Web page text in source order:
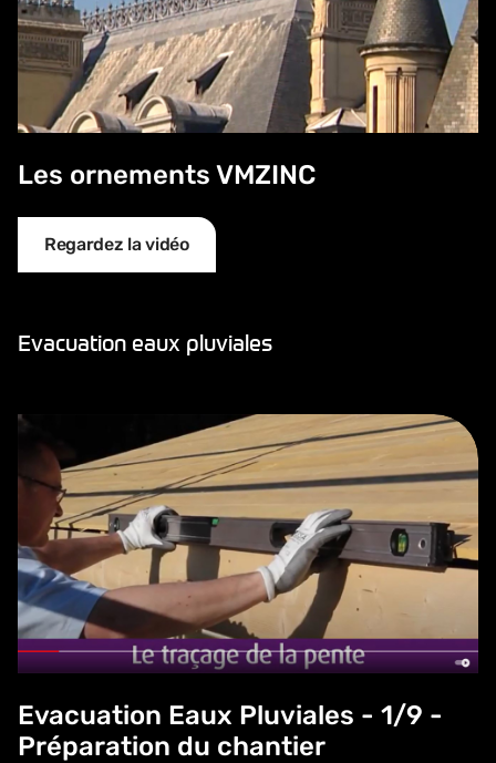
Les ornements VMZINC
Regardez la vidéo
Evacuation eaux pluviales
Evacuation Eaux Pluviales - 1/9 - Préparation du chantier
Evacuation Eaux Pluviales - 1/9 -
Préparation du chantier